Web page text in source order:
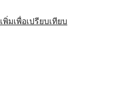
เพิ่มเพื่อเปรียบเทียบ